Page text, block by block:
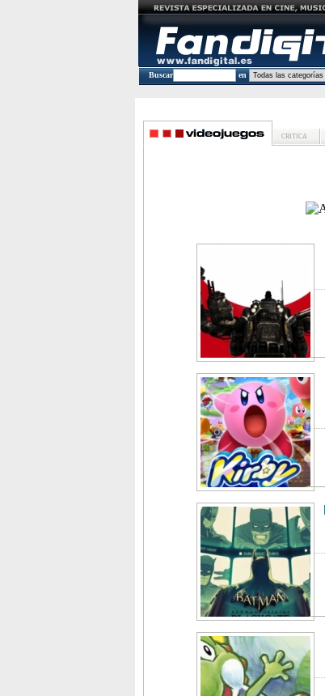
Buscar en
CRITICA